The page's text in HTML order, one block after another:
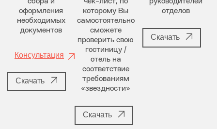
оформления
необходимых
документов
Консультация
Скачать
которому Вы
самостоятельно
сможете
проверить свою
гостиницу /
отель на
соответствие
требованиям
«звездности»
Скачать
отделов
Скачать